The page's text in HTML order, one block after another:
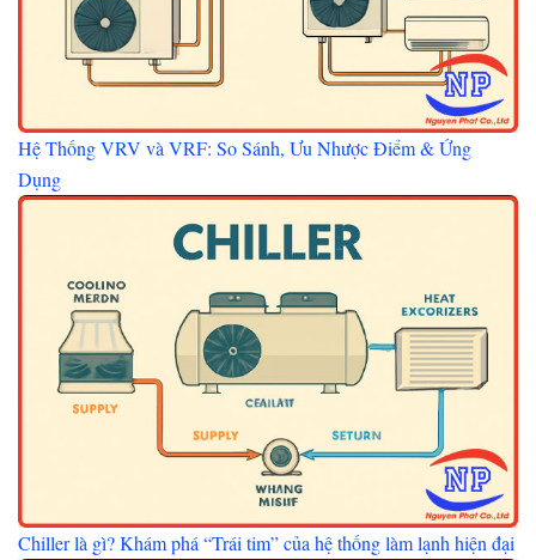
Hệ Thống VRV và VRF: So Sánh, Ưu Nhược Điểm & Ứng
Dụng
Chiller là gì? Khám phá “Trái tim” của hệ thống làm lạnh hiện đại